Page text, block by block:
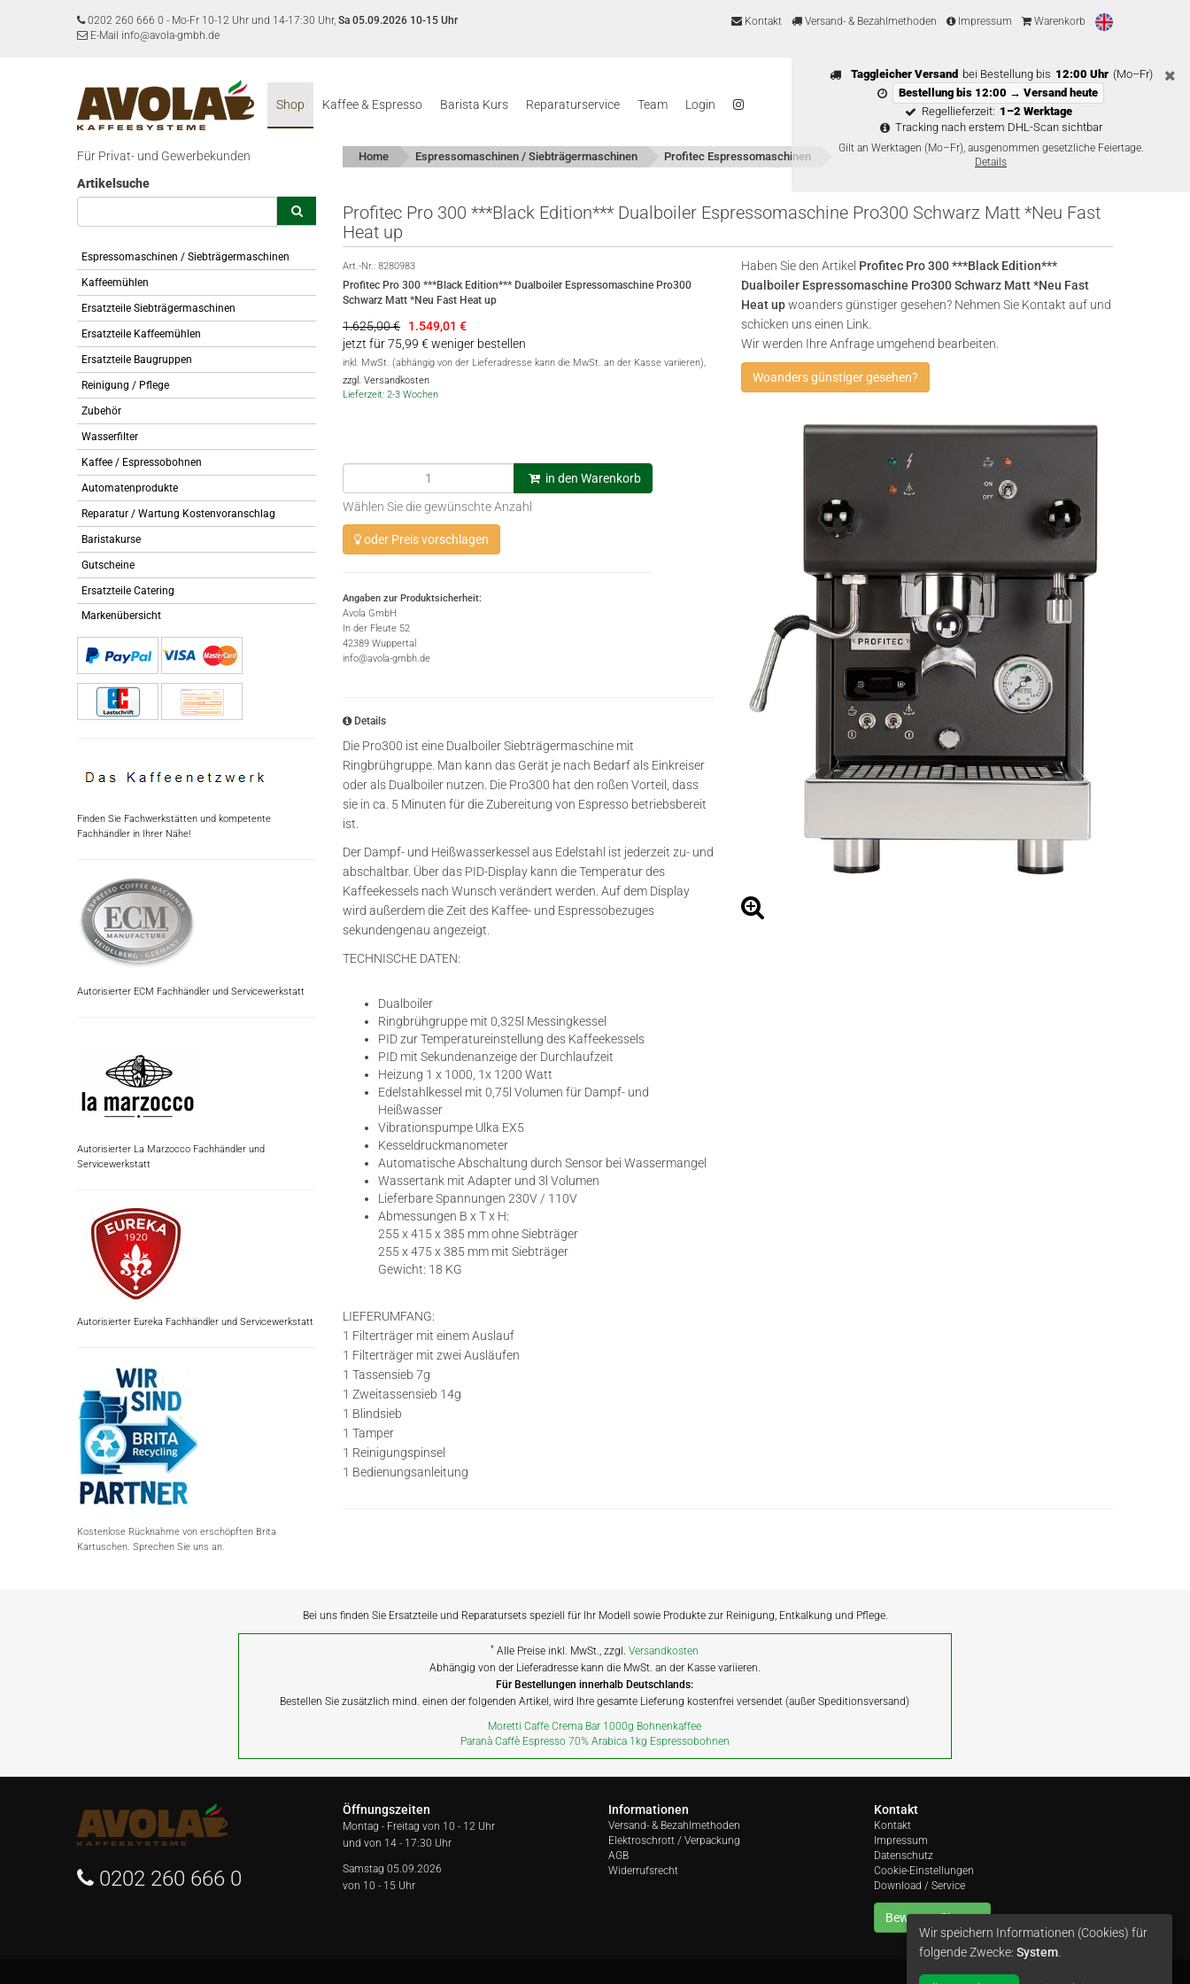
0202 260 666 0 - Mo-Fr 10-12 Uhr und 14-17:30 Uhr, Sa 05.09.2026 10-15 Uhr
E-Mail info@avola-gmbh.de
Kontakt Versand- & Bezahlmethoden Impressum Warenkorb
Taggleicher Versand bei Bestellung bis 12:00 Uhr (Mo–Fr)
Bestellung bis 12:00 → Versand heute
Regellieferzeit: 1–2 Werktage
Tracking nach erstem DHL-Scan sichtbar
Gilt an Werktagen (Mo–Fr), ausgenommen gesetzliche Feiertage.
Details
Shop Kaffee & Espresso Barista Kurs Reparaturservice Team Login
Für Privat- und Gewerbekunden
Artikelsuche
Espressomaschinen / Siebträgermaschinen
Kaffeemühlen
Ersatzteile Siebträgermaschinen
Ersatzteile Kaffeemühlen
Ersatzteile Baugruppen
Reinigung / Pflege
Zubehör
Wasserfilter
Kaffee / Espressobohnen
Automatenprodukte
Reparatur / Wartung Kostenvoranschlag
Baristakurse
Gutscheine
Ersatzteile Catering
Markenübersicht
Finden Sie Fachwerkstätten und kompetente
Fachhändler in Ihrer Nähe!
Autorisierter ECM Fachhändler und Servicewerkstatt
Autorisierter La Marzocco Fachhändler und
Servicewerkstatt
Autorisierter Eureka Fachhändler und Servicewerkstatt
Kostenlose Rücknahme von erschöpften Brita
Kartuschen. Sprechen Sie uns an.
Home Espressomaschinen / Siebträgermaschinen Profitec Espressomaschinen
Profitec Pro 300 ***Black Edition*** Dualboiler Espressomaschine Pro300 Schwarz Matt *Neu Fast
Heat up
Art.-Nr.: 8280983
Profitec Pro 300 ***Black Edition*** Dualboiler Espressomaschine Pro300
Schwarz Matt *Neu Fast Heat up
1.625,00 € 1.549,01 €
jetzt für 75,99 € weniger bestellen
inkl. MwSt. (abhängig von der Lieferadresse kann die MwSt. an der Kasse variieren),
zzgl. Versandkosten
Lieferzeit: 2-3 Wochen
in den Warenkorb
Wählen Sie die gewünschte Anzahl
oder Preis vorschlagen
Angaben zur Produktsicherheit:
Avola GmbH
In der Fleute 52
42389 Wuppertal
info@avola-gmbh.de
Details
Die Pro300 ist eine Dualboiler Siebträgermaschine mit
Ringbrühgruppe. Man kann das Gerät je nach Bedarf als Einkreiser
oder als Dualboiler nutzen. Die Pro300 hat den roßen Vorteil, dass
sie in ca. 5 Minuten für die Zubereitung von Espresso betriebsbereit
ist.
Der Dampf- und Heißwasserkessel aus Edelstahl ist jederzeit zu- und
abschaltbar. Über das PID-Display kann die Temperatur des
Kaffeekessels nach Wunsch verändert werden. Auf dem Display
wird außerdem die Zeit des Kaffee- und Espressobezuges
sekundengenau angezeigt.
TECHNISCHE DATEN:
Dualboiler
Ringbrühgruppe mit 0,325l Messingkessel
PID zur Temperatureinstellung des Kaffeekessels
PID mit Sekundenanzeige der Durchlaufzeit
Heizung 1 x 1000, 1x 1200 Watt
Edelstahlkessel mit 0,75l Volumen für Dampf- und
Heißwasser
Vibrationspumpe Ulka EX5
Kesseldruckmanometer
Automatische Abschaltung durch Sensor bei Wassermangel
Wassertank mit Adapter und 3l Volumen
Lieferbare Spannungen 230V / 110V
Abmessungen B x T x H:
255 x 415 x 385 mm ohne Siebträger
255 x 475 x 385 mm mit Siebträger
Gewicht: 18 KG
LIEFERUMFANG:
1 Filterträger mit einem Auslauf
1 Filterträger mit zwei Ausläufen
1 Tassensieb 7g
1 Zweitassensieb 14g
1 Blindsieb
1 Tamper
1 Reinigungspinsel
1 Bedienungsanleitung
Haben Sie den Artikel Profitec Pro 300 ***Black Edition***
Dualboiler Espressomaschine Pro300 Schwarz Matt *Neu Fast
Heat upwoanders günstiger gesehen? Nehmen Sie Kontakt auf und
schicken uns einen Link.
Wir werden Ihre Anfrage umgehend bearbeiten.
Woanders günstiger gesehen?
Bei uns finden Sie Ersatzteile und Reparatursets speziell für Ihr Modell sowie Produkte zur Reinigung, Entkalkung und Pflege.
* Alle Preise inkl. MwSt., zzgl.Versandkosten
Abhängig von der Lieferadresse kann die MwSt. an der Kasse variieren.
Für Bestellungen innerhalb Deutschlands:
Bestellen Sie zusätzlich mind. einen der folgenden Artikel, wird Ihre gesamte Lieferung kostenfrei versendet (außer Speditionsversand)
Moretti Caffe Crema Bar 1000g Bohnenkaffee
Paranà Caffè Espresso 70% Arabica 1kg Espressobohnen
0202 260 666 0
Öffnungszeiten
Montag - Freitag von 10 - 12 Uhr
und von 14 - 17:30 Uhr
Samstag 05.09.2026
von 10 - 15 Uhr
Informationen
Versand- & Bezahlmethoden
Elektroschrott / Verpackung
AGB
Widerrufsrecht
Kontakt
Kontakt
Impressum
Datenschutz
Cookie-Einstellungen
Download / Service
Bewerten Sie uns
Wir speichern Informationen (Cookies) für
folgende Zwecke: System